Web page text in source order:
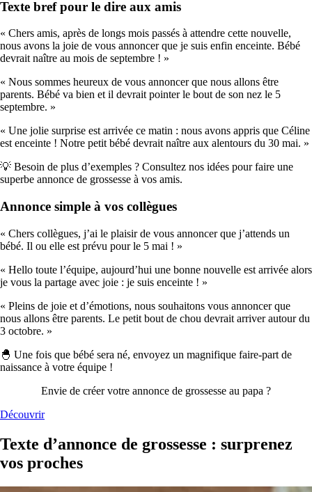
Texte bref pour le dire aux amis
« Chers amis, après de longs mois passés à attendre cette nouvelle,
nous avons la joie de vous annoncer que je suis enfin enceinte. Bébé
devrait naître au mois de septembre ! »
« Nous sommes heureux de vous annoncer que nous allons être
parents. Bébé va bien et il devrait pointer le bout de son nez le 5
septembre. »
« Une jolie surprise est arrivée ce matin : nous avons appris que Céline
est enceinte ! Notre petit bébé devrait naître aux alentours du 30 mai. »
💡 Besoin de plus d’exemples ? Consultez nos idées pour faire une
superbe annonce de grossesse à vos amis.
Annonce simple à vos collègues
« Chers collègues, j’ai le plaisir de vous annoncer que j’attends un
bébé. Il ou elle est prévu pour le 5 mai ! »
« Hello toute l’équipe, aujourd’hui une bonne nouvelle est arrivée alors
je vous la partage avec joie : je suis enceinte ! »
« Pleins de joie et d’émotions, nous souhaitons vous annoncer que
nous allons être parents. Le petit bout de chou devrait arriver autour du
3 octobre. »
🐣 Une fois que bébé sera né, envoyez un magnifique faire-part de
naissance à votre équipe !
Envie de créer votre annonce de grossesse au papa ?
Découvrir
Texte d’annonce de grossesse : surprenez
vos proches